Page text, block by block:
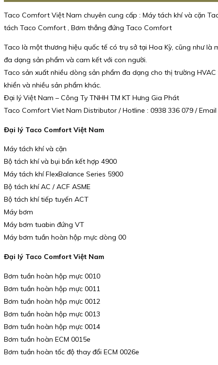
Taco Comfort Việt Nam chuyên cung cấp : Máy tách khí và cặn
tách Taco Comfort , Bơm thẳng đứng Taco Comfort
Taco là một thương hiệu quốc tế có trụ sở tại Hoa Kỳ, cũng như là
đa dạng sản phẩm và cam kết với con người.
Taco sản xuất nhiều dòng sản phẩm đa dạng cho thị trường
khiển và nhiều sản phẩm khác.
Đại lý Việt Nam – Công Ty TNHH TM KT Hưng Gia Phát
Taco Comfort Viet Nam Distributor / Hotline : 0938 336 079 /
Đại lý Taco Comfort Việt Nam
Máy tách khí và cặn
Bộ tách khí và bụi bẩn kết hợp 4900
Máy tách khí FlexBalance Series 5900
Bộ tách khí AC / ACF ASME
Bộ tách khí tiếp tuyến ACT
Máy bơm
Máy bơm tuabin đứng VT
Máy bơm tuần hoàn hộp mực dòng 00
Đại lý Taco Comfort Việt Nam
Bơm tuần hoàn hộp mực 0010
Bơm tuần hoàn hộp mực 0011
Bơm tuần hoàn hộp mực 0012
Bơm tuần hoàn hộp mực 0013
Bơm tuần hoàn hộp mực 0014
Bơm tuần hoàn ECM 0015e
Bơm tuần hoàn tốc độ thay đổi ECM 0026e